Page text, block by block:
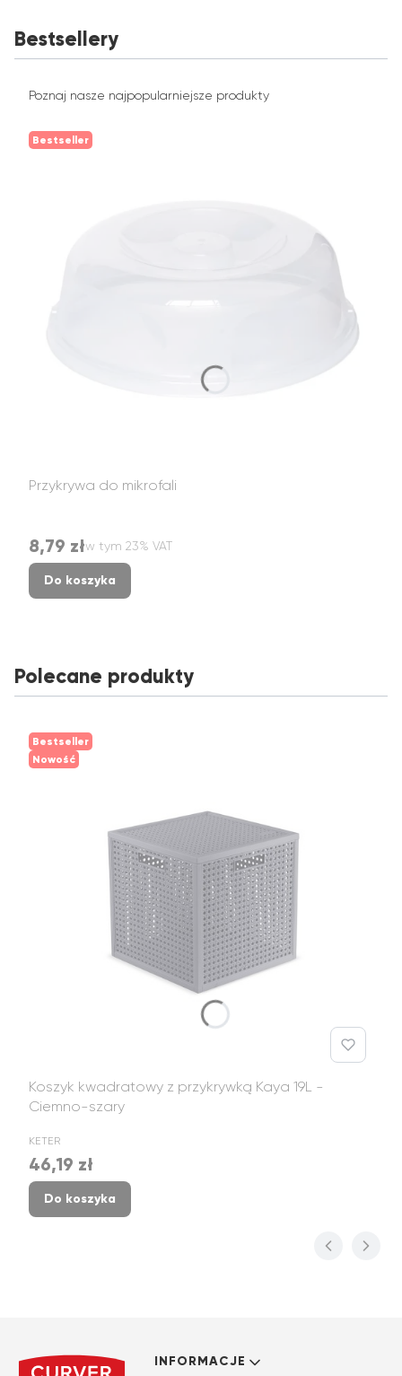
Bestsellery
Poznaj nasze najpopularniejsze produkty
Bestseller
Przykrywa do mikrofali
Cena brutto
8,79 złw tym %s VAT
w tym 23% VAT
Do koszyka
Polecane produkty
Bestseller
Nowość
Koszyk kwadratowy z przykrywką Kaya 19L -
Ciemno-szary
PRODUCENT
KETER
Cena
46,19 zł
Do koszyka
Linki w stopce
INFORMACJE